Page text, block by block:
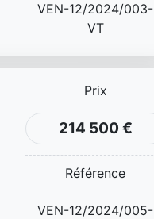
VEN-12/2024/003-
VT
Prix
214 500 €
Référence
VEN-12/2024/005-